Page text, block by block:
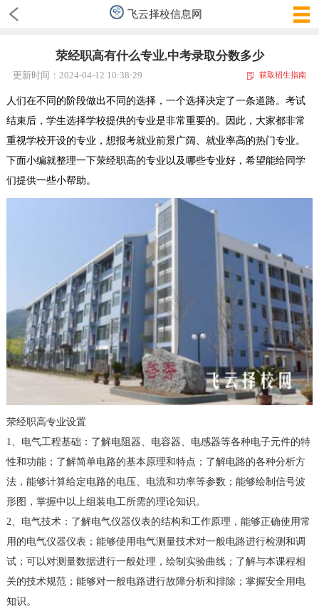
飞云择校信息网
荥经职高有什么专业,中考录取分数多少
更新时间：2024-04-12 10:38:29 获取招生指南
人们在不同的阶段做出不同的选择，一个选择决定了一条道路。考试
结束后，学生选择学校提供的专业是非常重要的。因此，大家都非常
重视学校开设的专业，想报考就业前景广阔、就业率高的热门专业。
下面小编就整理一下荥经职高的专业以及哪些专业好，希望能给同学
们提供一些小帮助。
荥经职高专业设置
1、电气工程基础：了解电阻器、电容器、电感器等各种电子元件的特
性和功能；了解简单电路的基本原理和特点；了解电路的各种分析方
法，能够计算给定电路的电压、电流和功率等参数；能够绘制信号波
形图，掌握中以上组装电工所需的理论知识。
2、电气技术：了解电气仪器仪表的结构和工作原理，能够正确使用常
用的电气仪器仪表；能够使用电气测量技术对一般电路进行检测和调
试；可以对测量数据进行一般处理，绘制实验曲线；了解与本课程相
关的技术规范；能够对一般电路进行故障分析和排除；掌握安全用电
知识。